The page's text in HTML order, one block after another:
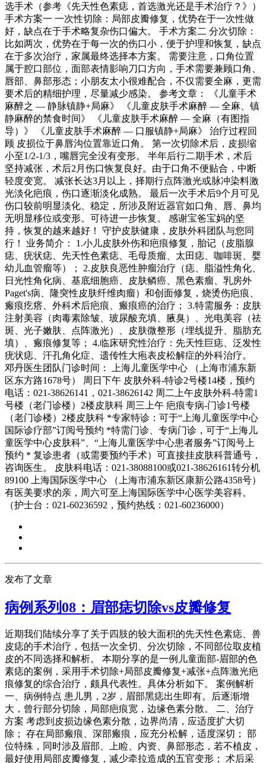
选手术（参考《先天性色素痣，首选激光还是手术治疗？》）
手术方案一 一次性切除：局部皮瓣修复，优势在于一次性做
好，缺点在于手术略复杂伤口偏大。 手术方案二 分次切除：
比如两次，优势在于每一次的伤口小，便于护理和恢复，缺点
在于多次治疗，家属最终选择本方案。 需要注意，口角位置
属于腔口部位，面部表情影响刀口方向，手术需要兼顾口角、
唇部、鼻部形态；小朋友太小很难配合，不仅需要全麻，更需
要术后的精细护理，尽量减少感染。 参考文章： 《儿童手术
麻醉之 — 静脉镇静+局麻》 《儿童皮肤手术麻醉 — 全麻、镇
静麻醉的禁食时间》 《儿童皮肤手术麻醉 — 全麻（有图指
导）》 《儿童皮肤手术麻醉 — 口服镇静+局麻》 治疗过程回
顾 皮损位于鼻唇沟位置靠近口角。 第一次切除术后，皮损缩
小至1/2-1/3，嘴唇完全没有变形。 半年后行二期手术，术后
坚持减张，术后2月伤口恢复良好。由于口角不便贴合，中断
轻度变宽。 减张长达3月以上，择期行点阵激光或脉冲染料激
光淡化疤痕，伤口逐渐淡化成熟。 最后一次手术后9个月可见
伤口较前明显淡化、稳定，所涉及附近器官如口角、唇、鼻均
无明显移位或变形。可待进一步恢复。 感谢宝爸宝妈的坚
持，恢复的越来越好！ 守护皮肤健康，皮肤外科团队与您同
行！ 业务简介： 1.小儿皮肤外伤和疤痕修复，胎记（皮脂腺
痣、疣状痣、先天性色素痣、毛母质瘤、太田痣、咖啡斑、婴
幼儿血管瘤等）； 2.皮肤良恶性肿瘤治疗（痣、脂溢性角化、
日光性角化病、基底细胞癌、皮肤鳞癌、黑色素瘤、乳房外
Paget's病、隆突性皮肤纤维肉瘤）和创面修复，烧烫伤疤痕、
瘢痕疙瘩、外科术后疤痕、瘢痕癌的治疗； 3.特需服务：皮肤
注射美容（肉毒素除皱、玻尿酸充填、腋臭）、光电美容（祛
斑、光子嫩肤、点阵激光）、皮肤微整形（埋线提升、脂肪充
填）、瘢痕修复等； 4.临床研究性治疗：先天性巨痣、泛发性
疣状痣、汗孔角化症、遗传性大疱表皮松解症的外科治疗。
邓丹医生团队门诊时间： 上海儿童医学中心 （上海市浦东新
区东方路1678号） 周日下午 皮肤外科-特诊2号楼14楼，预约
电话：021-38626141，021-38626142 周二上午皮肤外科-特需1
号楼（老门诊楼）2楼皮肤科 周三上午 疤痕专病-门诊1号楼
（老门诊楼）2楼皮肤科 *专家特诊：可于“上海儿童医学中心
国际诊疗部”订阅号预约 *特需门诊、专病门诊，可于“上海儿
童医学中心皮肤科”、“上海儿童医学中心患者服务”订阅号上
预约 * 复诊患者（或需要预约手术）可直接挂皮肤科普通号，
咨询医生。 皮肤科电话：021-38088100或021-38626161转分机
89100 上海国际医学中心 （上海市浦东新区康新公路4358号）
有医美要求的亲，周六可至上海国际医学中心医学美容科。
（护士台：021-60236592，预约热线：021-60236000）
发布了文章
病例系列08：眉部痣切除vs皮瓣修复
近期我们陆续分享了关于四肢的较大面积的先天性色素痣、兽
皮痣的手术治疗，包括一次全切、分次切除，不同部位取皮植
皮的不同选择和解析。 本期分享的是一例儿童面部-眉部的色
素痣的案例，采用手术切除+局部皮瓣修复+减张+点阵激光疤
痕修复的综合治疗，颇具代表性。具体分析如下。 案例解析
一、病例特点 患儿男，2岁，眉部黑痣出生即有。后逐渐增
大，曾行部分切除，局部疤痕宽，边缘色素分散。 二、治疗
方案 考虑到皮损边缘色素分散，边界尚清，应适度扩大切
除； 存在局部瘢痕、深部瘢痕，应充分松解，适度深切； 部
位特殊，同时涉及眉部、上睑、内资、鼻部形态，若不植皮，
最好使用局部皮瓣修复，减少牵拉造成的五官变形； 术后采